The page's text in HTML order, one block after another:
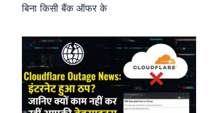
बिना किसी बैंक ऑफर के